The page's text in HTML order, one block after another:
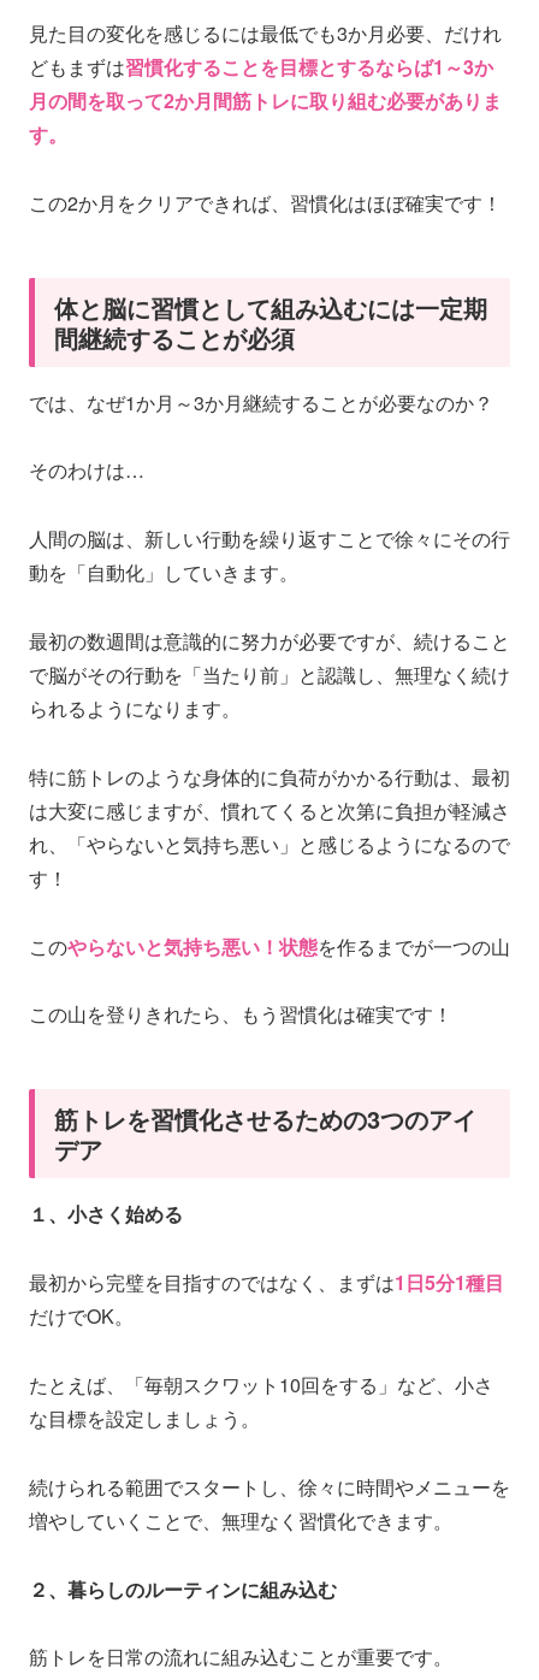
見た目の変化を感じるには最低でも3か月必要、だけれ
どもまずは習慣化することを目標とするならば1～3か
月の間を取って2か月間筋トレに取り組む必要がありま
す。
この2か月をクリアできれば、習慣化はほぼ確実です！
体と脳に習慣として組み込むには一定期
間継続することが必須
では、なぜ1か月～3か月継続することが必要なのか？
そのわけは…
人間の脳は、新しい行動を繰り返すことで徐々にその行
動を「自動化」していきます。
最初の数週間は意識的に努力が必要ですが、続けること
で脳がその行動を「当たり前」と認識し、無理なく続け
られるようになります。
特に筋トレのような身体的に負荷がかかる行動は、最初
は大変に感じますが、慣れてくると次第に負担が軽減さ
れ、「やらないと気持ち悪い」と感じるようになるので
す！
このやらないと気持ち悪い！状態を作るまでが一つの山
この山を登りきれたら、もう習慣化は確実です！
筋トレを習慣化させるための3つのアイ
デア
１、小さく始める
最初から完璧を目指すのではなく、まずは1日5分1種目
だけでOK。
たとえば、「毎朝スクワット10回をする」など、小さ
な目標を設定しましょう。
続けられる範囲でスタートし、徐々に時間やメニューを
増やしていくことで、無理なく習慣化できます。
２、暮らしのルーティンに組み込む
筋トレを日常の流れに組み込むことが重要です。